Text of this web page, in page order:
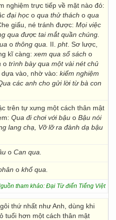
nghiệm trực tiếp về mặt nào đó:
đại học o qua thử thách o qua
giấu, né tránh được: Mọi việc
qua được tai mắt quần chúng.
o thông qua. II. pht. Sơ lược,
kĩ càng: xem qua sổ sách o
o trình bày qua một vài nét chủ
dựa vào, nhờ vào: kiểm nghiệm
các anh cho gửi lời từ bà con
trên tự xưng một cách thân mật
Qua đi chơi với bậu o Bậu nói
lang chạ, Vỡ lỡ ra đành dạ bậu
o Can qua.
o khổ qua.
tham khảo: Đại Từ điển Tiếng Việt
thứ nhất như Anh, dùng khi
tuổi hơn một cách thân mật